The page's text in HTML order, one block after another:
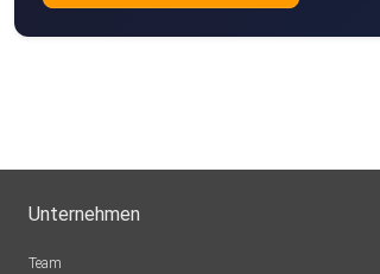
Unternehmen
Team